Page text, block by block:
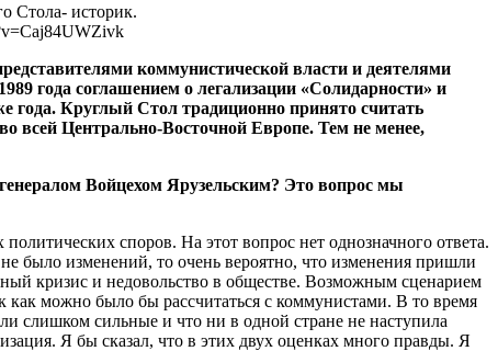
Стола- историк.
коммунистической власти и деятелями
года соглашением о легализации «Солидарности» и
Круглый Стол традиционно принято считать
всей Центрально-Восточной Европе. Тем не менее,
Войцехом Ярузельским? Это вопрос мы
споров. На этот вопрос нет однозначного ответа.
было изменений, то очень вероятно, что изменения пришли
кризис и недовольство в обществе. Возможным сценарием
как можно было бы рассчитаться с коммунистами. В то время
слишком сильные и что ни в одной стране не наступила
Я бы сказал, что в этих двух оценках много правды. Я